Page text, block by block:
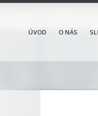
ÚVOD O NÁS